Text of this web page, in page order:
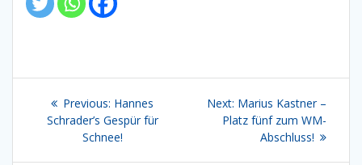
Beitragsnavigation
Previous: Previous
post:
Hannes
Schrader’s Gespür für
Schnee!
Next: Next
post:
Marius Kastner –
Platz fünf zum WM-
Abschluss!